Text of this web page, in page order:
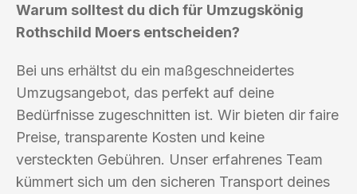
Warum solltest du dich für Umzugskönig
Rothschild Moers entscheiden?
Bei uns erhältst du ein maßgeschneidertes
Umzugsangebot, das perfekt auf deine
Bedürfnisse zugeschnitten ist. Wir bieten dir faire
Preise, transparente Kosten und keine
versteckten Gebühren. Unser erfahrenes Team
kümmert sich um den sicheren Transport deines